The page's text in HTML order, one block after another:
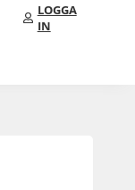
LOGGA
IN